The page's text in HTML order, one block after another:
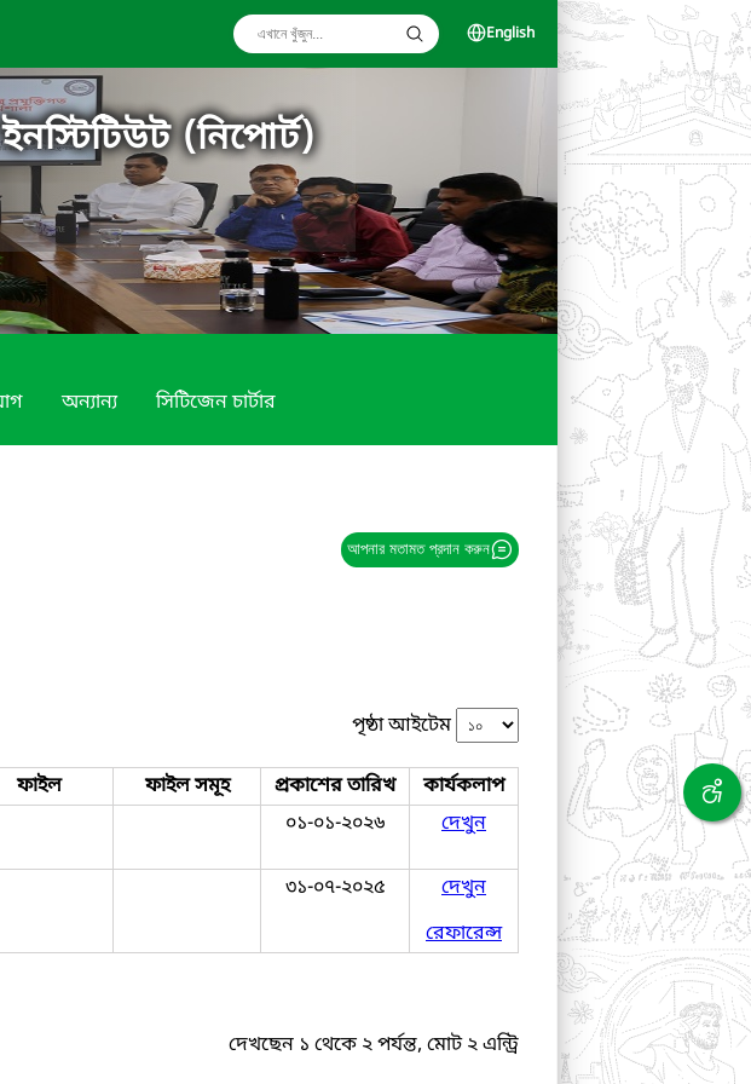
English
(নিপোর্ট)
অন্যান্য সিটিজেন চার্টার
আপনার মতামত প্রদান করুন
পৃষ্ঠা আইটেম
ফাইল ফাইল সমূহ প্রকাশের তারিখ
কার্যকলাপ
০১-০১-২০২৬ দেখুন
৩১-০৭-২০২৫
দেখুন
রেফারেন্স
দেখছেন ১ থেকে ২ পর্যন্ত, মোট ২ এন্ট্রি